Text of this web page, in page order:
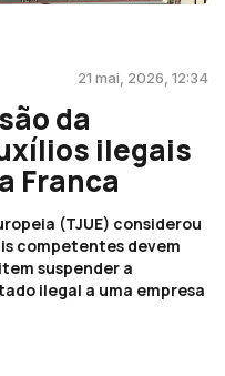
21 mai, 2026, 12:34
da
ilegais
Franca
(TJUE) considerou
competentes devem
suspender a
ilegal a uma empresa